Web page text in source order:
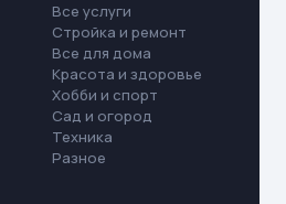
Все услуги
Стройка и ремонт
Все для дома
Красота и здоровье
Хобби и спорт
Сад и огород
Техника
Разное